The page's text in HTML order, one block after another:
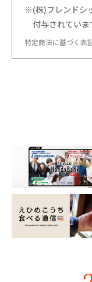
※(株)フレンドシ
付与されていま
特定商法に基づく表